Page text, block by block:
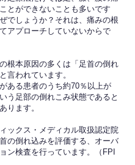
とができないことも多いです
でしょうか？それは、痛みの根
アプローチしていないからで
根本原因の多くは「足首の倒れ
言われています。
ある患者のうち約70％以上が
う足部の倒れこみ状態であると
ります。
ックス・メディカル取扱認定院
の倒れ込みを評価する、オーバ
ン検査を行っています。（FPI